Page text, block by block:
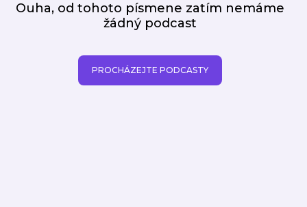
Ouha, od tohoto písmene zatím nemáme
žádný podcast
PROCHÁZEJTE PODCASTY